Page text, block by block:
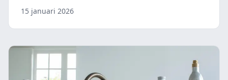
15 januari 2026